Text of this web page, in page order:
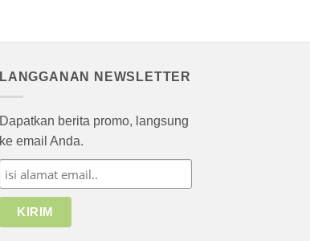
LANGGANAN NEWSLETTER
Dapatkan berita promo, langsung
ke email Anda.